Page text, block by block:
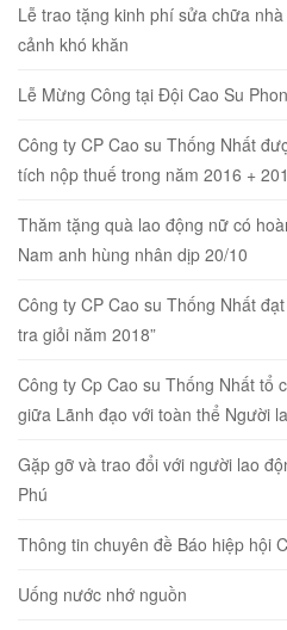
Lễ trao tặng kinh phí sửa chữa
cảnh khó khăn
Lễ Mừng Công tại Đội Cao Su
Công ty CP Cao su Thống Nhất
tích nộp thuế trong năm 2016 +
Thăm tặng quà lao động nữ có
Nam anh hùng nhân dịp 20/10
Công ty CP Cao su Thống Nhất
tra giỏi năm 2018”
Công ty Cp Cao su Thống Nhất tổ
giữa Lãnh đạo với toàn thể Người
Gặp gỡ và trao đổi với người lao
Phú
Thông tin chuyên đề Báo hiệp hội
Uống nước nhớ nguồn